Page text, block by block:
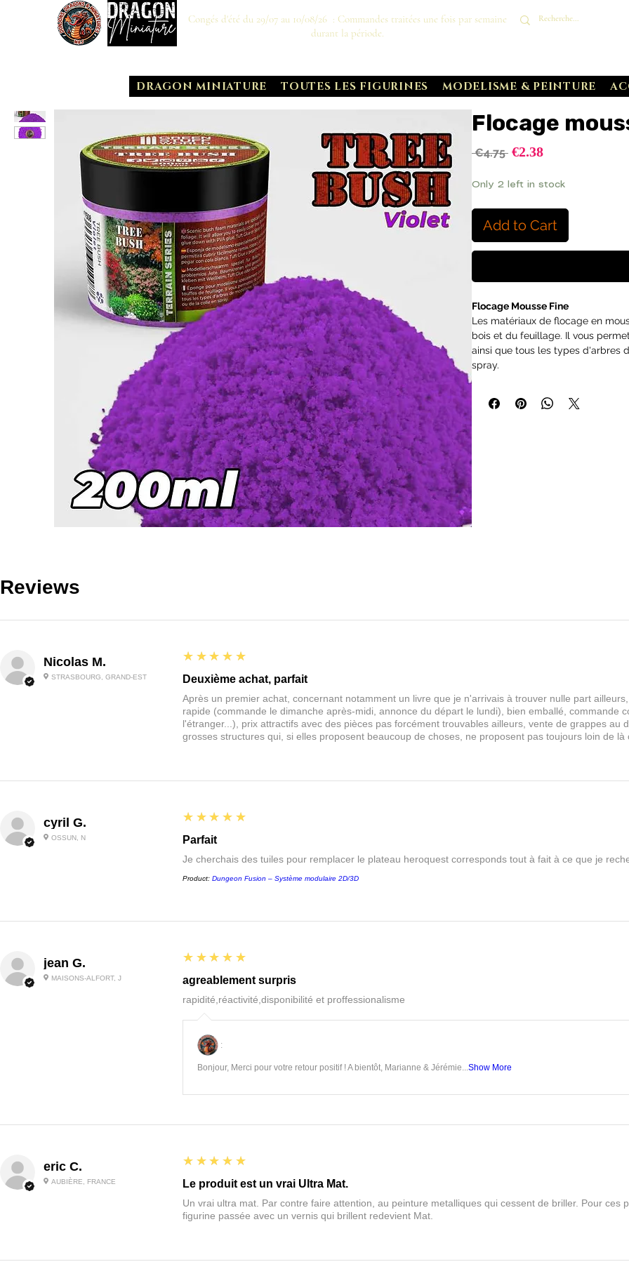
Congés d'été du 29/07 au 10/08/26 : Commandes traitées une fois par semaine
durant la période.
DRAGON MINIATURE TOUTES LES FIGURINES MODELISME & PEINTURE
Flocage
€4.75 Regular
€2.38
Only 2 left in stock
Add to Cart
Flocage Mousse Fine
Les matériaux de flocage en
bois et du feuillage. Il vous
ainsi que tous les types d'arbres
spray.
vous faciliter leur utilisation et
Idéal pour être utilisé avec
Reviews
Nicolas M.
STRASBOURG, GRAND-EST
5
★★★★★
Deuxième achat, parfait
Après un premier achat, concernant notamment un livre que je n'arrivais à trouver nulle part
rapide (commande le dimanche après-midi, annonce du départ le lundi), bien emballé, commande
l'étranger...), prix attractifs avec des pièces pas forcément trouvables ailleurs, vente de grappes
grosses structures qui, si elles proposent beaucoup de choses, ne proposent pas toujours loin de
cyril G.
OSSUN, N
5
★★★★★
Parfait
Je cherchais des tuiles pour remplacer le plateau heroquest corresponds tout à fait à ce que je
Product: Dungeon Fusion – Système modulaire 2D/3D
jean G.
MAISONS-ALFORT, J
5
★★★★★
agreablement surpris
rapidité,réactivité,disponibilité et proffessionalisme
:
Bonjour, Merci pour votre retour positif ! A bientôt, Marianne & Jérémie...Show More
eric C.
AUBIÈRE, FRANCE
5
★★★★★
Le produit est un vrai Ultra Mat.
Un vrai ultra mat. Par contre faire attention, au peinture metalliques qui cessent de briller. Pour
figurine passée avec un vernis qui brillent redevient Mat.